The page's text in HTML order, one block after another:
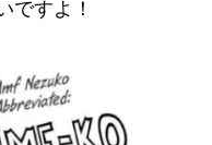
ですよ！